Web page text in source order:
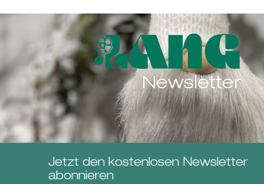
Newsletter
Jetzt den kostenlosen Newsletter
abonnieren